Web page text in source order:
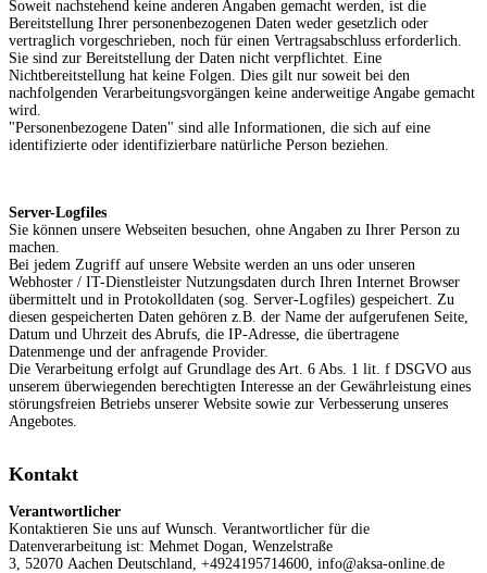
Soweit nachstehend keine anderen Angaben gemacht werden, ist die
Bereitstellung Ihrer personenbezogenen Daten weder gesetzlich oder
vertraglich vorgeschrieben, noch für einen Vertragsabschluss erforderlich.
Sie sind zur Bereitstellung der Daten nicht verpflichtet. Eine
Nichtbereitstellung hat keine Folgen. Dies gilt nur soweit bei den
nachfolgenden Verarbeitungsvorgängen keine anderweitige Angabe gemacht
wird.
"Personenbezogene Daten" sind alle Informationen, die sich auf eine
identifizierte oder identifizierbare natürliche Person beziehen.
Server-Logfiles
Sie können unsere Webseiten besuchen, ohne Angaben zu Ihrer Person zu
machen.
Bei jedem Zugriff auf unsere Website werden an uns oder unseren
Webhoster / IT-Dienstleister Nutzungsdaten durch Ihren Internet Browser
übermittelt und in Protokolldaten (sog. Server-Logfiles) gespeichert. Zu
diesen gespeicherten Daten gehören z.B. der Name der aufgerufenen Seite,
Datum und Uhrzeit des Abrufs, die IP-Adresse, die übertragene
Datenmenge und der anfragende Provider.
Die Verarbeitung erfolgt auf Grundlage des Art. 6 Abs. 1 lit. f DSGVO aus
unserem überwiegenden berechtigten Interesse an der Gewährleistung eines
störungsfreien Betriebs unserer Website sowie zur Verbesserung unseres
Angebotes.
Kontakt
Verantwortlicher
Kontaktieren Sie uns auf Wunsch. Verantwortlicher für die
Datenverarbeitung ist: Mehmet Dogan, Wenzelstraße
3, 52070 Aachen Deutschland, +4924195714600, info@aksa-online.de